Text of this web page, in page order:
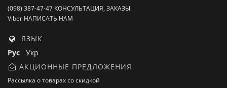
(098) 387-47-47 КОНСУЛЬТАЦИЯ, ЗАКАЗЫ.
Viber НАПИСАТЬ НАМ
ЯЗЫК
Рус Укр
АКЦИОННЫЕ ПРЕДЛОЖЕНИЯ
Рассылка о товарах со скидкой